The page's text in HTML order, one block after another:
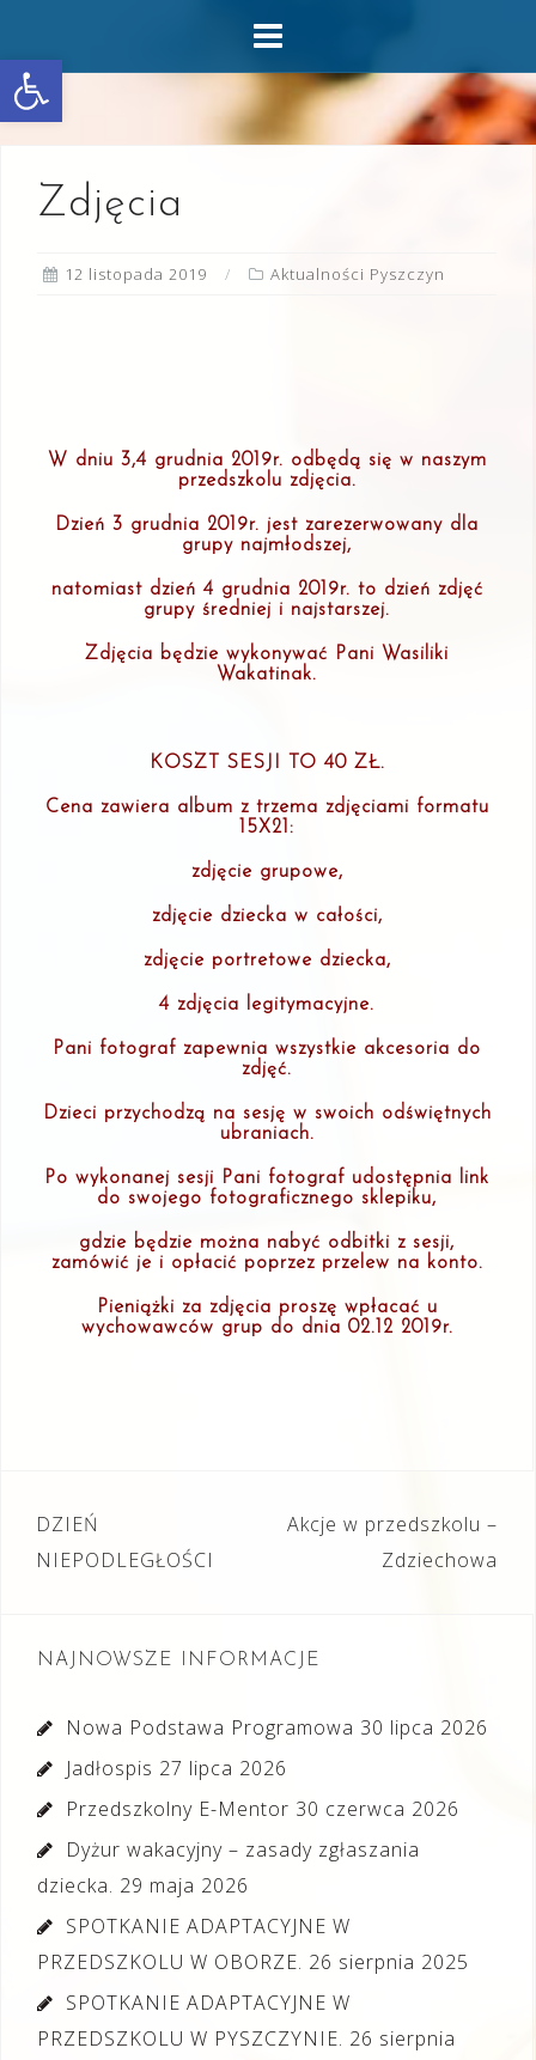
Otwórz pasek narzędzi
content
Zdjęcia
12 listopada 2019 Aktualności Pyszczyn
W dniu 3,4 grudnia 2019r. odbędą się w naszym
przedszkolu zdjęcia.
Dzień 3 grudnia 2019r. jest zarezerwowany dla
grupy najmłodszej,
natomiast dzień 4 grudnia 2019r. to dzień zdjęć
grupy średniej i najstarszej.
Zdjęcia będzie wykonywać Pani Wasiliki
Wakatinak.
KOSZT SESJI TO 40 ZŁ.
Cena zawiera album z trzema zdjęciami formatu
15X21:
zdjęcie grupowe,
zdjęcie dziecka w całości,
zdjęcie portretowe dziecka,
4 zdjęcia legitymacyjne.
Pani fotograf zapewnia wszystkie akcesoria do
zdjęć.
Dzieci przychodzą na sesję w swoich odświętnych
ubraniach.
Po wykonanej sesji Pani fotograf udostępnia link
do swojego fotograficznego sklepiku,
gdzie będzie można nabyć odbitki z sesji,
zamówić je i opłacić poprzez przelew na konto.
Pieniążki za zdjęcia proszę wpłacać u
wychowawców grup do dnia 02.12 2019r.
Nawigacja
wpisu
DZIEŃ
NIEPODLEGŁOŚCI
Akcje w przedszkolu –
Zdziechowa
NAJNOWSZE INFORMACJE
Nowa Podstawa Programowa 30 lipca 2026
Jadłospis 27 lipca 2026
Przedszkolny E-Mentor 30 czerwca 2026
Dyżur wakacyjny – zasady zgłaszania
dziecka. 29 maja 2026
SPOTKANIE ADAPTACYJNE W
PRZEDSZKOLU W OBORZE. 26 sierpnia 2025
SPOTKANIE ADAPTACYJNE W
PRZEDSZKOLU W PYSZCZYNIE. 26 sierpnia